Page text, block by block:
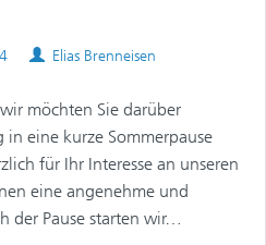
Authors
Elias Brenneisen
möchten Sie darüber
in eine kurze Sommerpause
für Ihr Interesse an unseren
eine angenehme und
der Pause starten wir…